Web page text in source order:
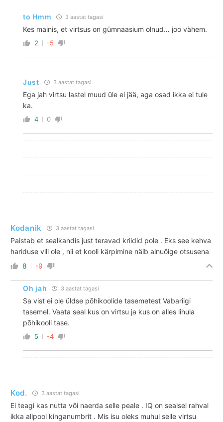
to Hmm 3 aastat tagasi
Kes mainis, et virtsus on gümnaasium olnud… joo vähem.
2 -5
Just 3 aastat tagasi
Ega jah virtsu lastel muud üle ei jää, aga osad ikka ei tule
ka.
4 0
Kodanik 3 aastat tagasi
Paistab et sealkandis just teravad kriidid pole . Eks see kehva
hariduse vili ole , nii et kooli kärpimine näib ainuõige otsusena
8
-9
Oh jah 3 aastat tagasi
Sa vist ei ole üldse põhikoolide tasemetest Vabariigi
tasemel. Vaata seal kus on virtsu ja kus on alles lihula
põhikooli tase.
5 -4
Kod. 3 aastat tagasi
Ei teagi kas nutta või naerda selle peale . IQ on sealsel rahval
ikka allpool kinganumbrit . Mis isu oleks muhul selle virtsu